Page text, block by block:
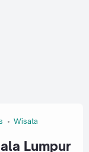
Wisata
Lumpur